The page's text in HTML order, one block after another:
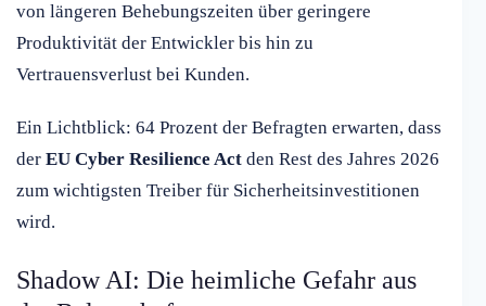
von längeren Behebungszeiten über geringere
Produktivität der Entwickler bis hin zu
Vertrauensverlust bei Kunden.
Ein Lichtblick: 64 Prozent der Befragten erwarten, dass
der EU Cyber Resilience Act den Rest des Jahres 2026
zum wichtigsten Treiber für Sicherheitsinvestitionen
wird.
Shadow AI: Die heimliche Gefahr aus